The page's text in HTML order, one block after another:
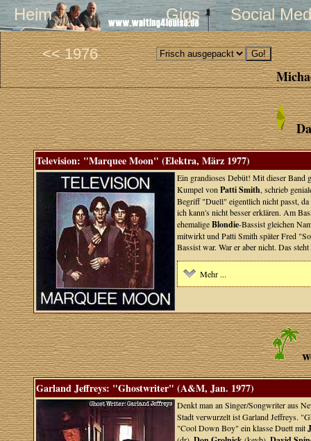
Heim Gigs Social
<< 1976
Television: "Marquee Moon" (Elektra, März 1977)
Ein grandioses Debüt! Mit dieser Band
Kumpel von Patti Smith, schrieb
Begriff "Duell" eigentlich nicht passt, da
ich kann's nicht besser erklären. Am
ehemaligeBlondie-Bassist gleichen
mitwirkt und Patti Smith später Fred
Bassist war. War er aber nicht. Das
Mehr ...
Garland Jeffreys: "Ghostwriter" (A&M, Jan. 1977)
Denkt man an Singer/Songwriter aus
Stadt verwurzelt ist Garland Jeffreys.
"Cool Down Boy" ein klasse Duett mit